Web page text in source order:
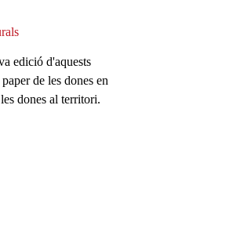
edició d'aquests
de les dones en
dones al territori.